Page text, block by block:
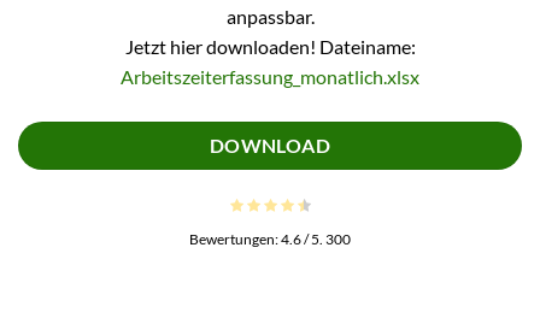
anpassbar.
Jetzt hier downloaden! Dateiname:
Arbeitszeiterfassung_monatlich.xlsx
DOWNLOAD
Bewertungen:4.6/ 5. 300